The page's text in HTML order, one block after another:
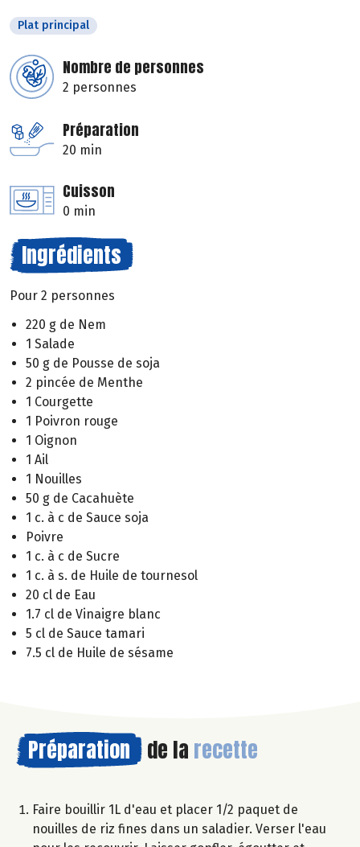
Plat principal
Nombre de personnes
2 personnes
Préparation
20 min
Cuisson
0 min
Ingrédients
Pour 2 personnes
220 g de Nem
1 Salade
50 g de Pousse de soja
2 pincée de Menthe
1 Courgette
1 Poivron rouge
1 Oignon
1 Ail
1 Nouilles
50 g de Cacahuète
1 c. à c de Sauce soja
Poivre
1 c. à c de Sucre
1 c. à s. de Huile de tournesol
20 cl de Eau
1.7 cl de Vinaigre blanc
5 cl de Sauce tamari
7.5 cl de Huile de sésame
Préparation de la recette
Faire bouillir 1L d'eau et placer 1/2 paquet de
nouilles de riz fines dans un saladier. Verser l'eau